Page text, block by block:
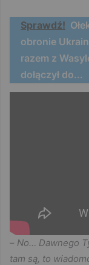
Sprawdź!
obronie
razem z
dołączył do...
– No… Dawnego
tam są, to